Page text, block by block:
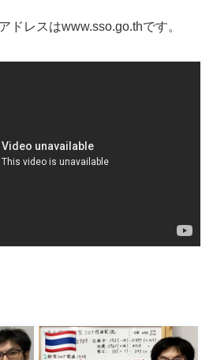
ドレスはwww.sso.go.thです。